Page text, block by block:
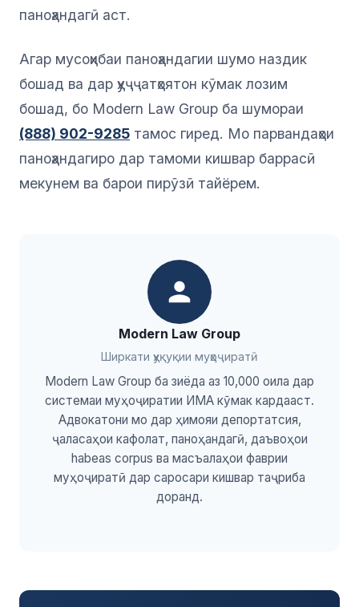
паноҳандагӣ аст.
Агар мусоҳибаи паноҳандагии шумо наздик
бошад ва дар ҳуҷҷатҳоятон кӯмак лозим
бошад, бо Modern Law Group ба шумораи
(888) 902-9285 тамос гиред. Мо парвандаҳои
паноҳандагиро дар тамоми кишвар баррасӣ
мекунем ва барои пирӯзӣ тайёрем.
Modern Law Group
Ширкати ҳуқуқии муҳоҷиратӣ
Modern Law Group ба зиёда аз 10,000 оила дар
системаи муҳоҷиратии ИМА кӯмак кардааст.
Адвокатони мо дар ҳимояи депортатсия,
ҷаласаҳои кафолат, паноҳандагӣ, даъвоҳои
habeas corpus ва масъалаҳои фаврии
муҳоҷиратӣ дар саросари кишвар таҷриба
доранд.